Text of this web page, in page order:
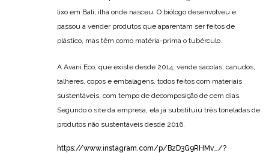
lixo em Bali, ilha onde nasceu. O biólogo desenvolveu e
passou a vender produtos que aparentam ser feitos de
plástico, mas têm como matéria-prima o tubérculo.
A Avani Eco, que existe desde 2014, vende sacolas, canudos,
talheres, copos e embalagens, todos feitos com materiais
sustentáveis, com tempo de decomposição de cem dias.
Segundo o site da empresa, ela já substituiu três toneladas de
produtos não sustentáveis desde 2016.
https://www.instagram.com/p/B2D3G9RHMv_/?